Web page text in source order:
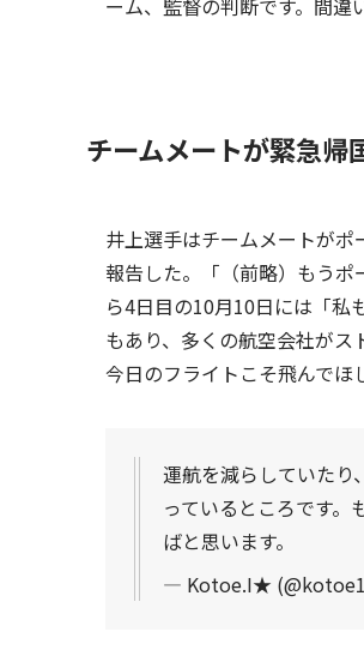
ーム、監督の判断です。間違
チームメートが緊急帰
井上選手はチームメートが
報告した。「（前略）もうポ
ら4日目の10月10日には「私
もあり、多くの航空会社がス
今日のフライトこそ飛んでほ
運航を減らしていたり
っているところです
ばと思います。
— Kotoe.I★